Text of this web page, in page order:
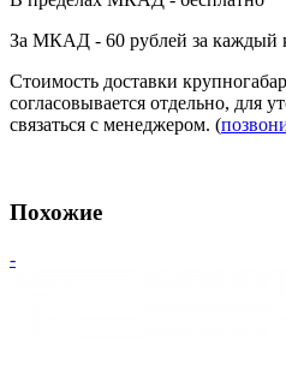
За МКАД - 60 рублей за каждый
Стоимость доставки
согласовывается отдельно, для
связаться с менеджером. (
Похожие
-